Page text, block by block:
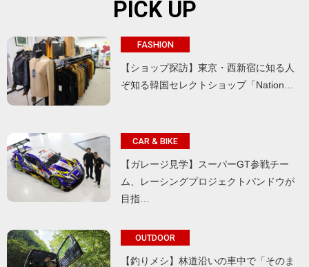
PICK UP
FASHION
【ショップ探訪】東京・西新宿に知る人
ぞ知る韓国セレクトショップ「Nation…
CAR & BIKE
【ガレージ見学】スーパーGT参戦チー
ム、レーシングプロジェクトバンドウが
目指…
OUTDOOR
【釣りメシ】林道沿いの車中で「そのま